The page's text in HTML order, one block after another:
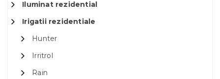
Iluminat rezidential
Irigatii rezidentiale
Hunter
Irritrol
Rain